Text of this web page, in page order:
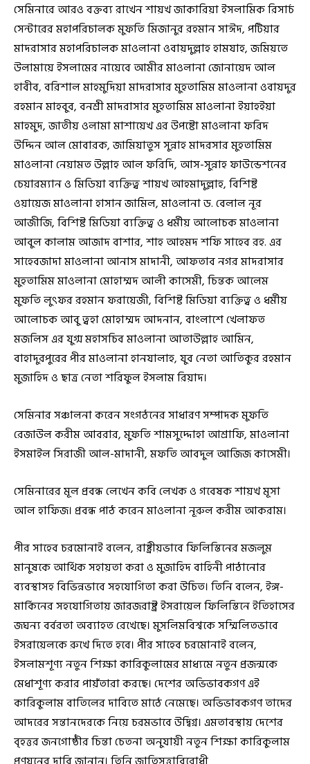
সেমিনারে আরও বক্তব্য রাখেন শায়খ জাকারিয়া ইসলামিক রিসার্চ
সেন্টারের মহাপরিচালক মুফতি মিজানুর রহমান সাঈদ, পটিয়ার
মাদরাসার মহাপরিচালক মাওলানা ওবায়দুল্লাহ হামযাহ, জমিয়তে
উলামায়ে ইসলামের নায়েবে আমীর মাওলানা জোনায়েদ আল
হাবীব, বরিশাল মাহমুদিয়া মাদরাসার মুহতামিম মাওলানা ওবায়দুর
রহমান মাহবুব, বনশ্রী মাদরাসার মুহতামিম মাওলানা ইয়াহইয়া
মাহমুদ, জাতীয় ওলামা মাশায়েখ এর উপষ্টো মাওলানা ফরিদ
উদ্দিন আল মোবারক, জামিয়াতুস সুন্নাহ মাদরসার মুহতামিম
মাওলানা নেয়ামত উল্লাহ আল ফরিদি, আস-সুন্নাহ ফাউন্ডেশনের
চেয়ারম্যান ও মিডিয়া ব্যক্তিত্ব শায়খ আহমাদুল্লাহ, বিশিষ্ট
ওয়ায়েজ মাওলানা হাসান জামিল, মাওলানা ড. বেলাল নূর
আজীজি, বিশিষ্ট মিডিয়া ব্যক্তিত্ব ও ধর্মীয় আলোচক মাওলানা
আবুল কালাম আজাদ বাশার, শাহ আহমদ শফি সাহেব রহ. এর
সাহেবজাদা মাওলানা আনাস মাদানী, আফতাব নগর মাদরাসার
মুহতামিম মাওলানা মোহাম্মদ আলী কাসেমী, চিন্তক আলেম
মুফতি লুৎফর রহমান ফরায়েজী, বিশিষ্ট মিডিয়া ব্যক্তিত্ব ও ধর্মীয়
আলোচক আবু ত্বহা মোহাম্মদ আদনান, বাংলাশে খেলাফত
মজলিস এর যুগ্ম মহাসচিব মাওলানা আতাউল্লাহ আমিন,
বাহাদুরপুরের পীর মাওলানা হানযালাহ, যুব নেতা আতিকুর রহমান
মুজাহিদ ও ছাত্র নেতা শরিফুল ইসলাম রিয়াদ।
সেমিনার সঞ্চালনা করেন সংগঠনের সাধারণ সম্পাদক মুফতি
রেজাউল করীম আবরার, মুফতি শামসুদ্দোহা আশ্রাফি, মাওলানা
ইসমাইল সিরাজী আল-মাদানী, মফতি আবদুল আজিজ কাসেমী।
সেমিনারের মূল প্রবন্ধ লেখেন কবি লেখক ও গবেষক শায়খ মূসা
আল হাফিজ। প্রবন্ধ পাঠ করেন মাওলানা নূরুল করীম আকরাম।
পীর সাহেব চরমোনাই বলেন, রাষ্ট্রীয়ভাবে ফিলিস্তিনের মজলুম
মানুষকে আর্থিক সহায়তা করা ও মুজাহিদ বাহিনী পাঠানোর
ব্যবস্থাসহ বিভিন্নভাবে সহযোগিতা করা উচিত। তিনি বলেন, ইঙ্গ-
মার্কিনের সহযোগিতায় জারজরাষ্ট্র ইসরায়েল ফিলিস্তিনে ইতিহাসের
জঘন্য বর্বরতা অব্যাহত রেখেছে। মুসলিমবিশ্বকে সম্মিলিতভাবে
ইসরায়েলকে রুখে দিতে হবে। পীর সাহেব চরমোনাই বলেন,
ইসলামশূণ্য নতুন শিক্ষা কারিকুলামের মাধ্যমে নতুন প্রজন্মকে
মেধাশূণ্য করার পায়ঁতারা করছে। দেশের অভিভাবকগণ এই
কারিকুলাম বাতিলের দাবিতে মাঠে নেমেছে। অভিভাবকগণ তাদের
আদরের সন্তানদেরকে নিয়ে চরমভাবে উদ্বিগ্ন। এমতাবস্থায় দেশের
বৃহত্তর জনগোষ্ঠীর চিন্তা চেতনা অনুযায়ী নতুন শিক্ষা কারিকুলাম